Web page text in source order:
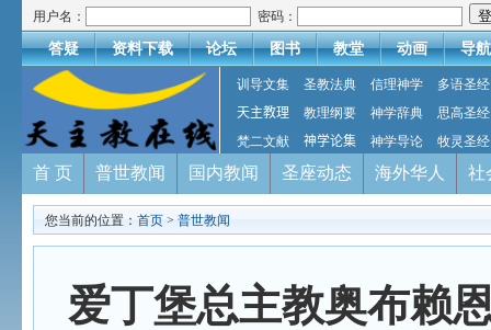
用户名： 密码：
答疑 资料下载 论坛 图书 教堂 动画 导航
训导文集 圣教法典 信理神学
多语圣经
天主教理
教理纲要 神学辞典
思高圣经
梵二文献
神学论集 神学导论 牧灵圣经
首 页 普世教闻 国内教闻 圣座动态 海外华人 社
您当前的位置： 首页 > 普世教闻
爱丁堡总主教奥布赖